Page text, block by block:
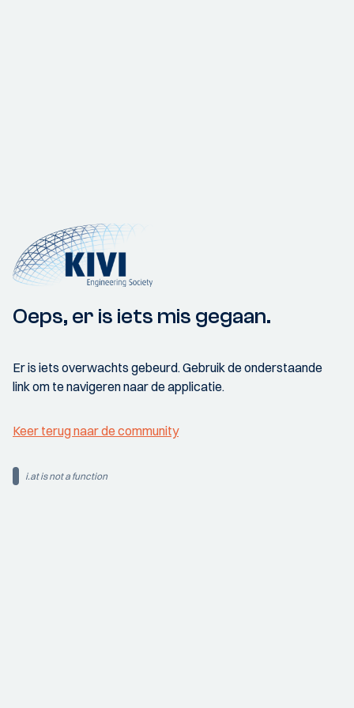
Oeps, er is iets mis gegaan.
Er is iets overwachts gebeurd. Gebruik de onderstaande
link om te navigeren naar de applicatie.
Keer terug naar de community
i.at is not a function